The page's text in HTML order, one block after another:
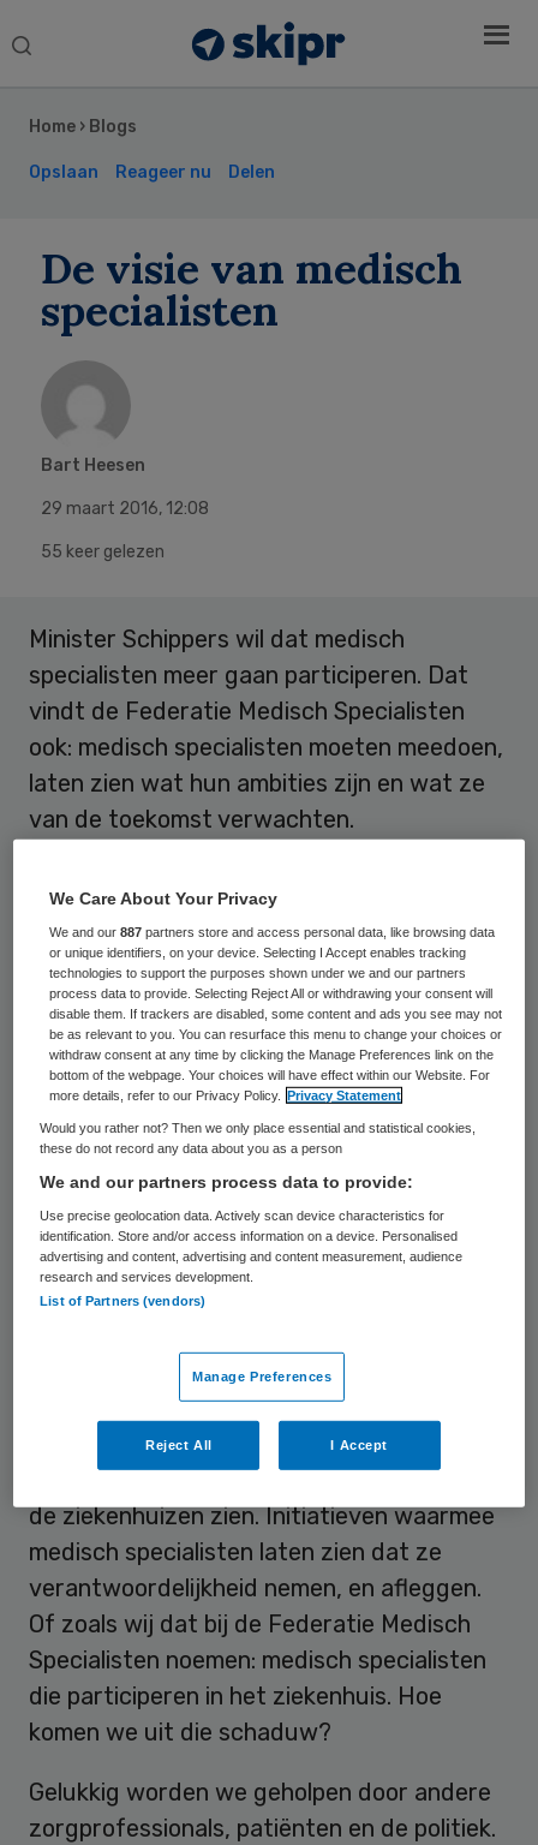
Search
Home › Blogs
Opslaan Reageer nu Delen
De visie van medisch
specialisten
Bart Heesen
29 maart 2016, 12:08
55 keer gelezen
Minister Schippers wil dat medisch
specialisten meer gaan participeren. Dat
vindt de Federatie Medisch Specialisten
ook: medisch specialisten moeten meedoen,
laten zien wat hun ambities zijn en wat ze
van de toekomst verwachten.
heb. Ik zie dat niet”, grapte premier Rutte
onlangs tijdens hetCorrespondent’s Diner
met de pers, andere politici en BN’ers. Hij
weet als geen ander hoe belangrijk de
relatie met de media is, vooral als het gaat
om beeldvorming. Die relatie is niet
makkelijk. Slecht nieuws wordt uitvergroot,
werkelijkheid geven. Medisch specialisten
kunnen hierover meepraten. Hoe veel
mensen ze ook beter maken, er hoeft maar
één medische misser te zijn en de kranten
staan er vol van. Dat is nu eenmaal een
Deze beeldvorming werpt een schaduw op
al die goede initiatieven die we elke dag in
de ziekenhuizen zien. Initiatieven waarmee
medisch specialisten laten zien dat ze
verantwoordelijkheid nemen, en afleggen.
Of zoals wij dat bij de Federatie Medisch
Specialisten noemen: medisch specialisten
die participeren in het ziekenhuis. Hoe
komen we uit die schaduw?
Gelukkig worden we geholpen door andere
zorgprofessionals, patiënten en de politiek.
Sidebar
We Care About Your Privacy
We and our887 partners store and access personal data, like browsing data
or unique identifiers, on your device. Selecting I Accept enables tracking
technologies to support the purposes shown under we and our partners
process data to provide. Selecting Reject All or withdrawing your consent will
disable them. If trackers are disabled, some content and ads you see may not
be as relevant to you. You can resurface this menu to change your choices or
withdraw consent at any time by clicking the Manage Preferences link on the
bottom of the webpage. Your choices will have effect within our Website. For
more details, refer to our Privacy Policy.
Privacy Statement
Would you rather not? Then we only place essential and statistical cookies,
these do not record any data about you as a person
We and our partners process data to provide:
Use precise geolocation data. Actively scan device characteristics for
identification. Store and/or access information on a device. Personalised
advertising and content, advertising and content measurement, audience
research and services development.
List of Partners (vendors)
Manage Preferences
Reject All I Accept